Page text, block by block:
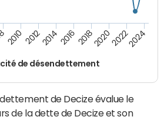
de désendettement
2010 2012201420162018202020222024
de Decize évalue le
de la dette de Decize et son